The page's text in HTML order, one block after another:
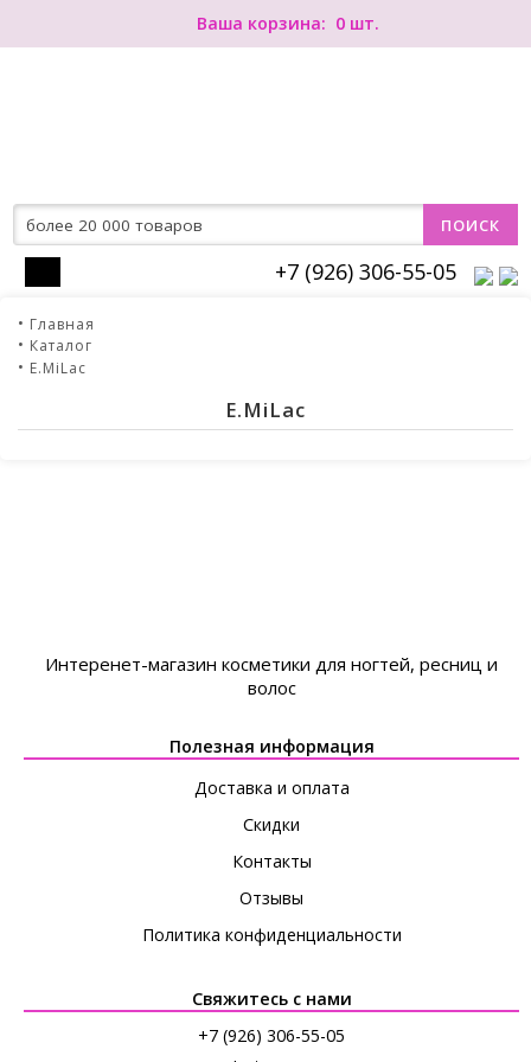
0
+7 (926) 306-55-05
Главная
Каталог
E.MiLac
E.MiLac
Интеренет-магазин косметики для ногтей, ресниц и
волос
Полезная информация
Доставка и оплата
Скидки
Контакты
Отзывы
Политика конфиденциальности
Свяжитесь с нами
+7 (926) 306-55-05